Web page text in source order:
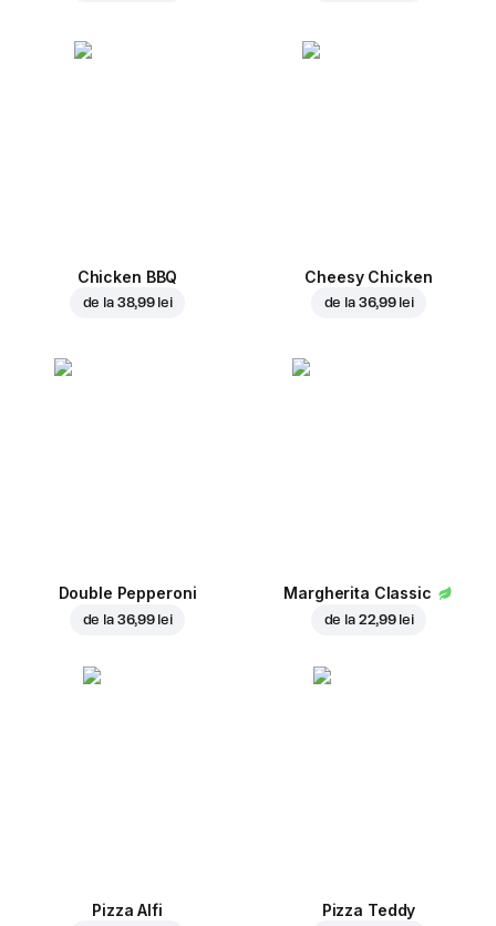
Chicken BBQ
de la 38,99 lei
Cheesy Chicken
de la 36,99 lei
Double Pepperoni
de la 36,99 lei
Margherita Classic
de la 22,99 lei
Pizza Alfi Pizza Teddy